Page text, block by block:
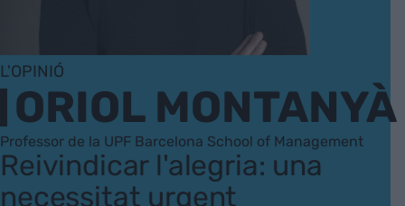
L'OPINIÓ
ORIOL MONTANYÀ
Professor de la UPF Barcelona School of Management
Reivindicar l'alegria: una
necessitat urgent